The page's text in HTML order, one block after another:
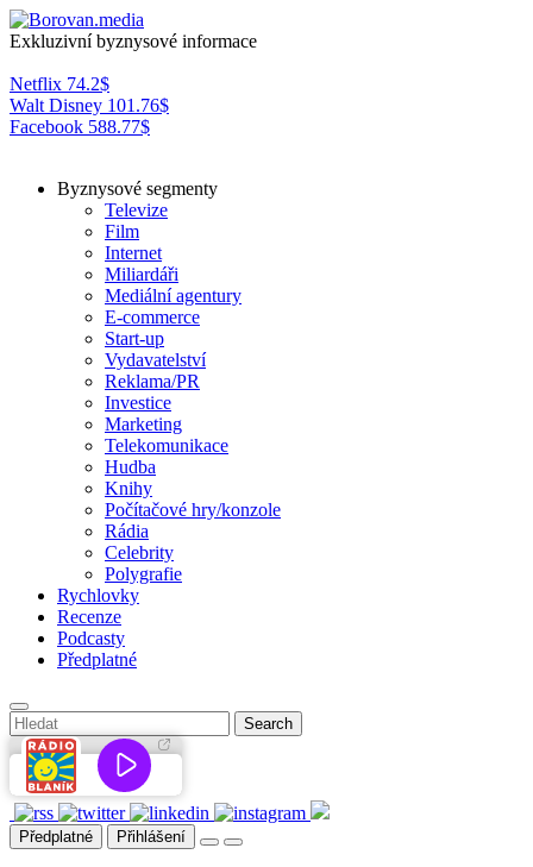
Exkluzivní byznysové informace
Netflix 74.2$
Walt Disney 101.76$
Facebook 588.77$
Byznysové segmenty
Televize
Film
Internet
Miliardáři
Mediální agentury
E-commerce
Start-up
Vydavatelství
Reklama/PR
Investice
Marketing
Telekomunikace
Hudba
Knihy
Počítačové hry/konzole
Rádia
Celebrity
Polygrafie
Rychlovky
Recenze
Podcasty
Předplatné
Předplatné Přihlášení